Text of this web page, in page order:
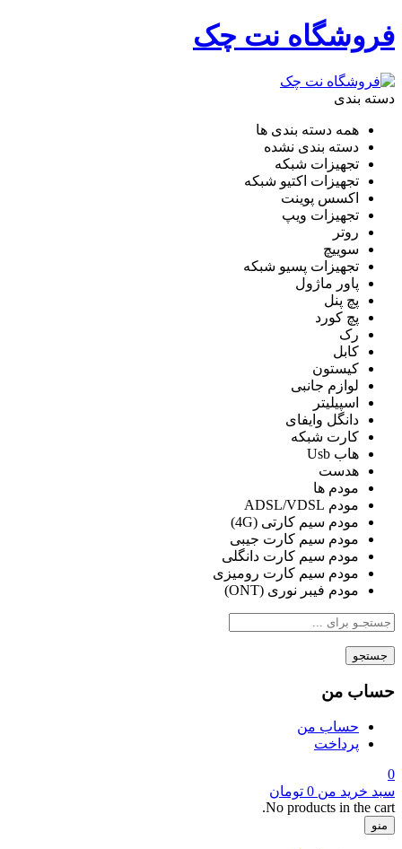
فروشگاه نت چک
دسته بندی
همه دسته بندی ها
دسته بندی نشده
تجهیزات شبکه
تجهیزات اکتیو شبکه
اکسس پوینت
تجهیزات ویپ
روتر
سوییچ
تجهیزات پسیو شبکه
پاور ماژول
پچ پنل
پچ کورد
رک
کابل
کیستون
لوازم جانبی
اسپیلیتر
دانگل وایفای
کارت شبکه
هاب Usb
هدست
مودم ها
مودم ADSL/VDSL
مودم سیم کارتی (4G)
مودم سیم کارت جیبی
مودم سیم کارت دانگلی
مودم سیم کارت رومیزی
مودم فیبر نوری (ONT)
جستجو
حساب من
حساب من
پرداخت
0
سبد خرید من 0 تومان
No products in the cart.
منو